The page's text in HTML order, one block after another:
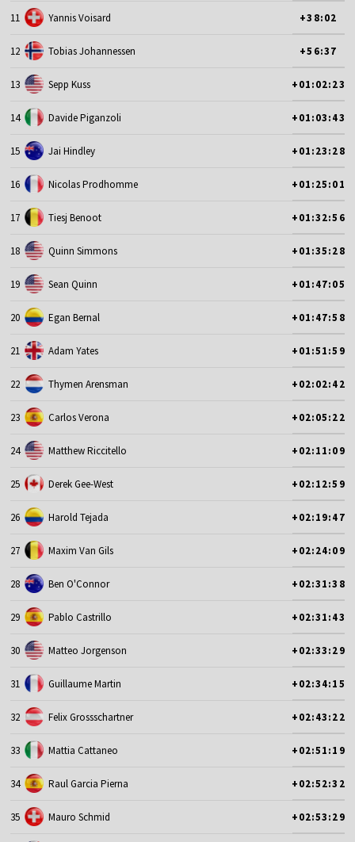
11 Yannis Voisard +38:02
12 Tobias Johannessen +56:37
13 Sepp Kuss +01:02:23
14 Davide Piganzoli +01:03:43
15 Jai Hindley +01:23:28
16 Nicolas Prodhomme +01:25:01
17 Tiesj Benoot +01:32:56
18 Quinn Simmons +01:35:28
19 Sean Quinn +01:47:05
20 Egan Bernal +01:47:58
21 Adam Yates +01:51:59
22 Thymen Arensman +02:02:42
23 Carlos Verona +02:05:22
24 Matthew Riccitello +02:11:09
25 Derek Gee-West +02:12:59
26 Harold Tejada +02:19:47
27 Maxim Van Gils +02:24:09
28 Ben O'Connor +02:31:38
29 Pablo Castrillo +02:31:43
30 Matteo Jorgenson +02:33:29
31 Guillaume Martin +02:34:15
32 Felix Grossschartner +02:43:22
33 Mattia Cattaneo +02:51:19
34 Raul Garcia Pierna +02:52:32
35 Mauro Schmid +02:53:29